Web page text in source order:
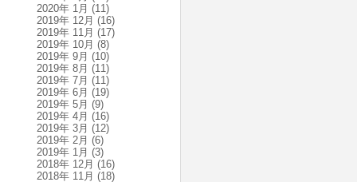
2020年 1月 (11)
2019年 12月 (16)
2019年 11月 (17)
2019年 10月 (8)
2019年 9月 (10)
2019年 8月 (11)
2019年 7月 (11)
2019年 6月 (19)
2019年 5月 (9)
2019年 4月 (16)
2019年 3月 (12)
2019年 2月 (6)
2019年 1月 (3)
2018年 12月 (16)
2018年 11月 (18)